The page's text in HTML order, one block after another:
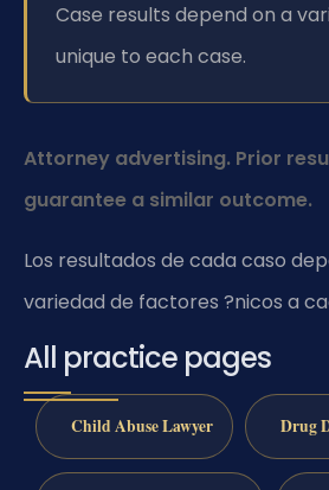
Case results depend on a
unique to each case.
Attorney advertising. Prior
guarantee a similar outcome.
Los resultados de cada caso
variedad de factores ?nicos a
All practice pages
Child Abuse Lawyer Drug